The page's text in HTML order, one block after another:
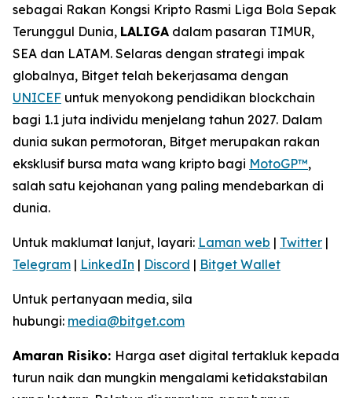
sebagai Rakan Kongsi Kripto Rasmi Liga Bola Sepak
Terunggul Dunia, LALIGA dalam pasaran TIMUR,
SEA dan LATAM. Selaras dengan strategi impak
globalnya, Bitget telah bekerjasama dengan
UNICEF untuk menyokong pendidikan blockchain
bagi 1.1 juta individu menjelang tahun 2027. Dalam
dunia sukan permotoran, Bitget merupakan rakan
eksklusif bursa mata wang kripto bagi MotoGP™,
salah satu kejohanan yang paling mendebarkan di
dunia.
Untuk maklumat lanjut, layari: Laman web | Twitter |
Telegram | LinkedIn | Discord | Bitget Wallet
Untuk pertanyaan media, sila
hubungi: media@bitget.com
Amaran Risiko: Harga aset digital tertakluk kepada
turun naik dan mungkin mengalami ketidakstabilan